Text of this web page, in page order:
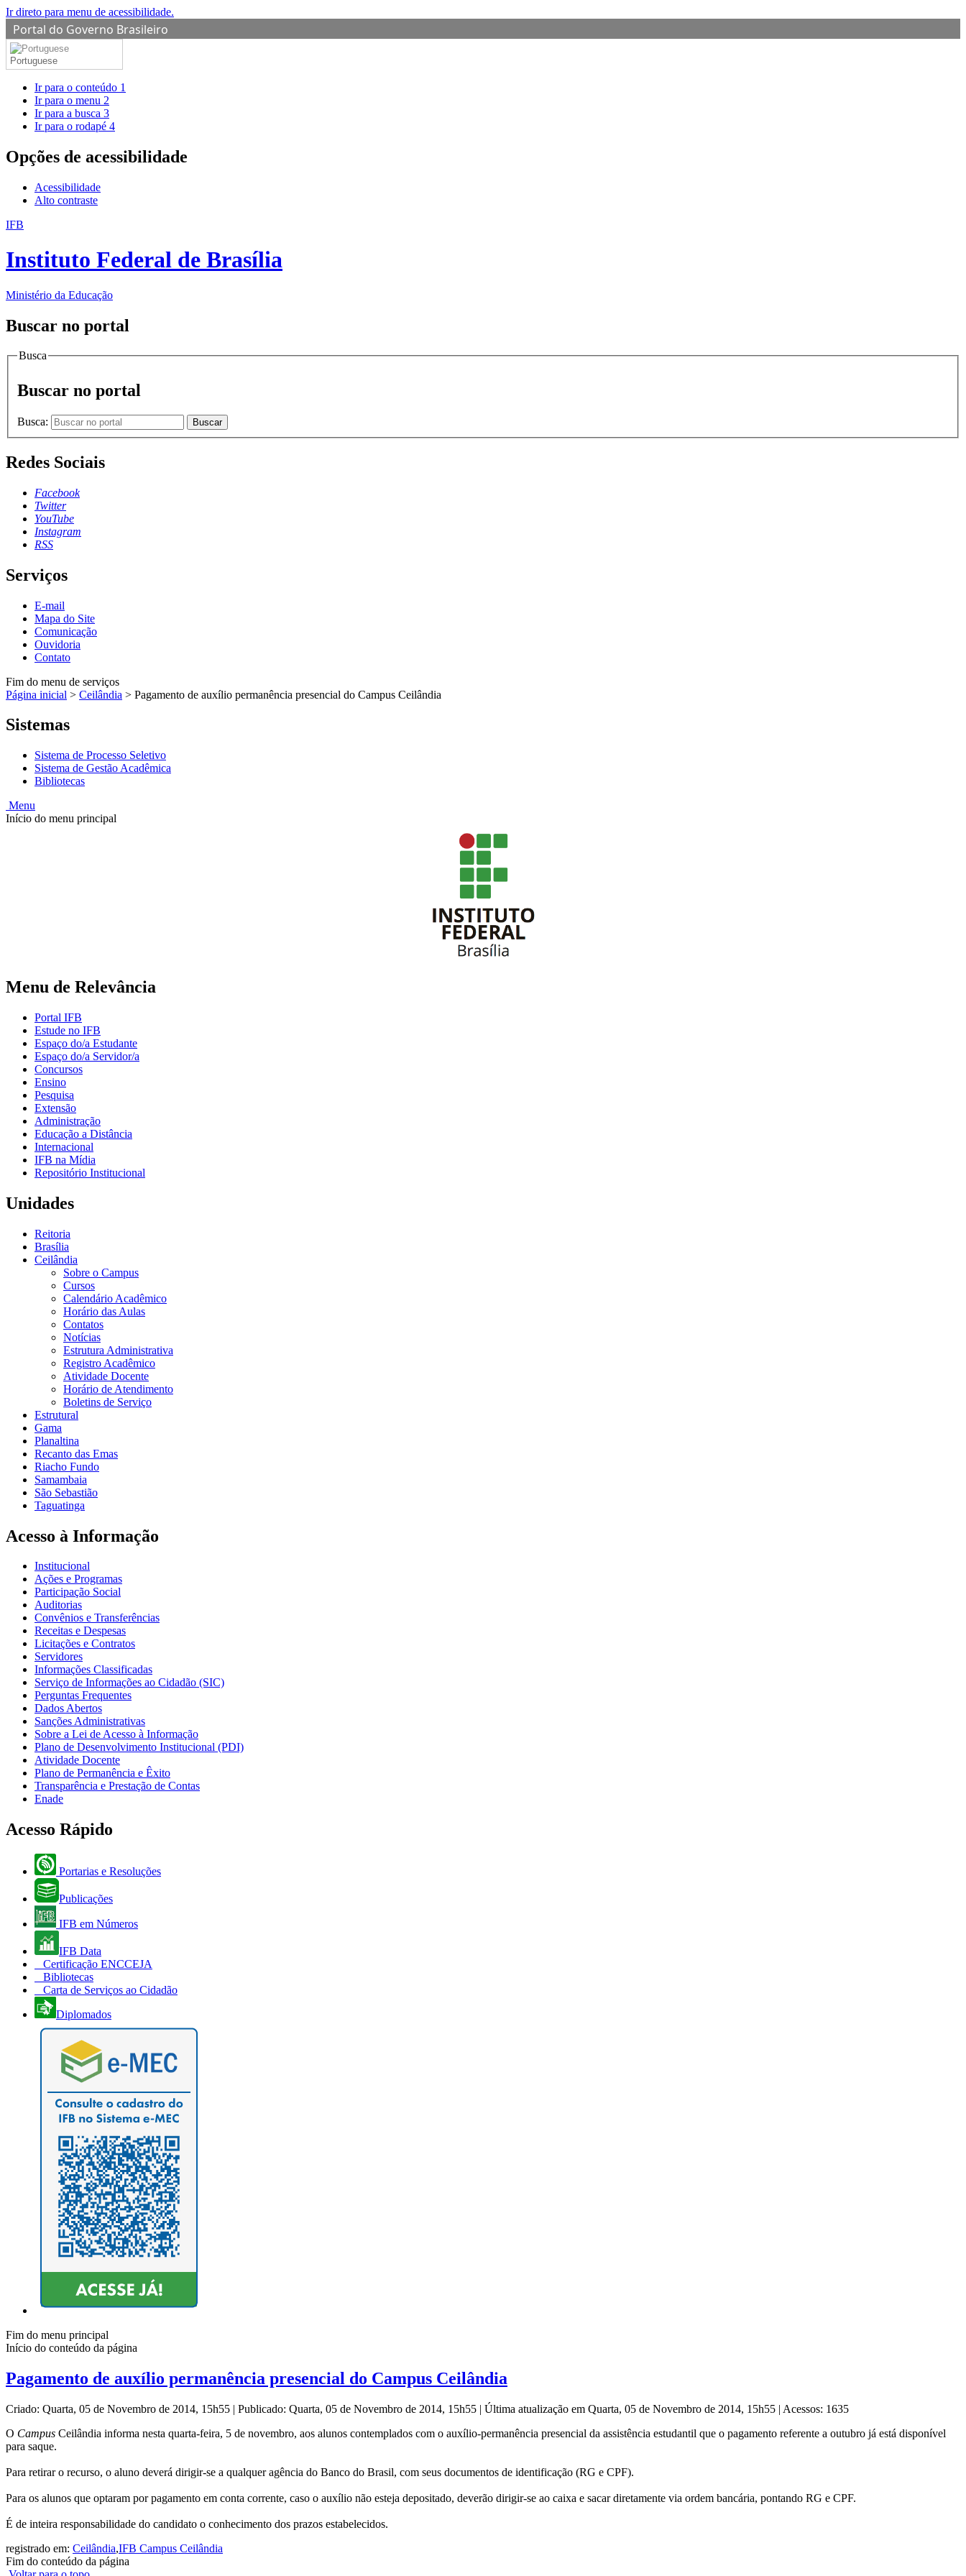
Ir direto para menu de acessibilidade.
Portal do Governo Brasileiro
Portuguese
Ir para o conteúdo 1
Ir para o menu 2
Ir para a busca 3
Ir para o rodapé 4
Opções de acessibilidade
Acessibilidade
Alto contraste
IFB
Instituto Federal de Brasília
Ministério da Educação
Buscar no portal
Busca
Buscar no portal
Busca: Buscar
Redes Sociais
Facebook
Twitter
YouTube
Instagram
RSS
Serviços
E-mail
Mapa do Site
Comunicação
Ouvidoria
Contato
Fim do menu de serviços
Página inicial > Ceilândia > Pagamento de auxílio permanência presencial do Campus Ceilândia
Sistemas
Sistema de Processo Seletivo
Sistema de Gestão Acadêmica
Bibliotecas
Menu
Início do menu principal
Menu de Relevância
Portal IFB
Estude no IFB
Espaço do/a Estudante
Espaço do/a Servidor/a
Concursos
Ensino
Pesquisa
Extensão
Administração
Educação a Distância
Internacional
IFB na Mídia
Repositório Institucional
Unidades
Reitoria
Brasília
Ceilândia
Sobre o Campus
Cursos
Calendário Acadêmico
Horário das Aulas
Contatos
Notícias
Estrutura Administrativa
Registro Acadêmico
Atividade Docente
Horário de Atendimento
Boletins de Serviço
Estrutural
Gama
Planaltina
Recanto das Emas
Riacho Fundo
Samambaia
São Sebastião
Taguatinga
Acesso à Informação
Institucional
Ações e Programas
Participação Social
Auditorias
Convênios e Transferências
Receitas e Despesas
Licitações e Contratos
Servidores
Informações Classificadas
Serviço de Informações ao Cidadão (SIC)
Perguntas Frequentes
Dados Abertos
Sanções Administrativas
Sobre a Lei de Acesso à Informação
Plano de Desenvolvimento Institucional (PDI)
Atividade Docente
Plano de Permanência e Êxito
Transparência e Prestação de Contas
Enade
Acesso Rápido
Portarias e Resoluções
Publicações
IFB em Números
IFB Data
Certificação ENCCEJA
Bibliotecas
Carta de Serviços ao Cidadão
Diplomados
Fim do menu principal
Início do conteúdo da página
Pagamento de auxílio permanência presencial do Campus Ceilândia
Criado: Quarta, 05 de Novembro de 2014, 15h55 | Publicado: Quarta, 05 de Novembro de 2014, 15h55 | Última atualização em Quarta, 05 de Novembro de 2014, 15h55 | Acessos: 1635
O Campus Ceilândia informa nesta quarta-feira, 5 de novembro, aos alunos contemplados com o auxílio-permanência presencial da assistência estudantil que o pagamento referente a outubro já está disponível
para saque.
Para retirar o recurso, o aluno deverá dirigir-se a qualquer agência do Banco do Brasil, com seus documentos de identificação (RG e CPF).
Para os alunos que optaram por pagamento em conta corrente, caso o auxílio não esteja depositado, deverão dirigir-se ao caixa e sacar diretamente via ordem bancária, pontando RG e CPF.
É de inteira responsabilidade do candidato o conhecimento dos prazos estabelecidos.
registrado em: Ceilândia,IFB Campus Ceilândia
Fim do conteúdo da página